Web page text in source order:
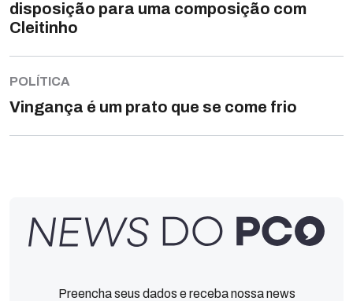
disposição para uma composição com
Cleitinho
POLÍTICA
Vingança é um prato que se come frio
Preencha seus dados e receba nossa news